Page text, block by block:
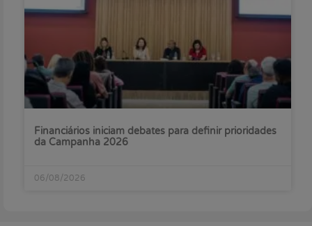
Financiários iniciam debates para definir prioridades
da Campanha 2026
06/08/2026